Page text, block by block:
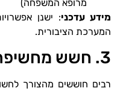
מרופא המשפחה)
מידע עדכני: ישנן
המערכת הציבורית.
3. חשש מחשיפה אישית ופרטיות
רבים חוששים מהצורך